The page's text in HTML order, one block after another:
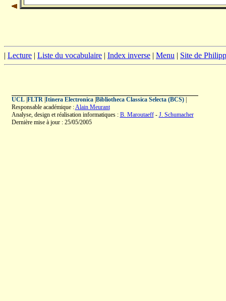
| Lecture | Liste du vocabulaire | Index inverse | Menu | Site de
UCL| FLTR| Itinera Electronica| Bibliotheca Classica Selecta (BCS)|
Responsable académique :Alain Meurant
Analyse, design et réalisation informatiques : B. Maroutaeff- J. Schumacher
Dernière mise à jour : 25/05/2005